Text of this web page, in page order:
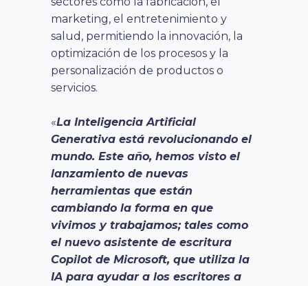
marketing, el entretenimiento y
salud, permitiendo la innovación, la
optimización de los procesos y la
personalización de productos o
servicios.
«La Inteligencia Artificial
Generativa está revolucionando el
mundo. Este año, hemos visto el
lanzamiento de nuevas
herramientas que están
cambiando la forma en que
vivimos y trabajamos; tales como
el nuevo asistente de escritura
Copilot de Microsoft, que utiliza la
IA para ayudar a los escritores a